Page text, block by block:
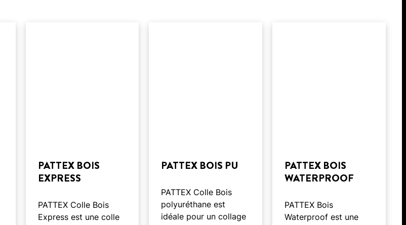
PATTEX BOIS
EXPRESS
PATTEX Colle Bois
Express est une colle
PATTEX BOIS PU
PATTEX Colle Bois
polyuréthane est
idéale pour un collage
PATTEX BOIS
WATERPROOF
PATTEX Bois
Waterproof est une